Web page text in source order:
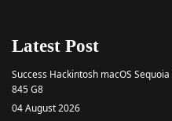
Latest Post
Success Hackintosh macOS
845 G8
04 August 2026